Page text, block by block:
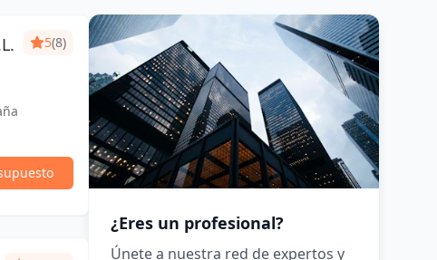
5(8)
¿Eres un profesional?
Únete a nuestra red de expertos y